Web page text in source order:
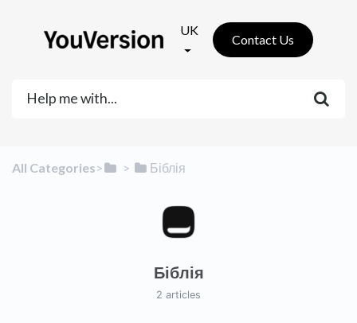
UK
Contact Us
All Categories​>​ ​ > ​ ​Біблія
Біблія
2 articles